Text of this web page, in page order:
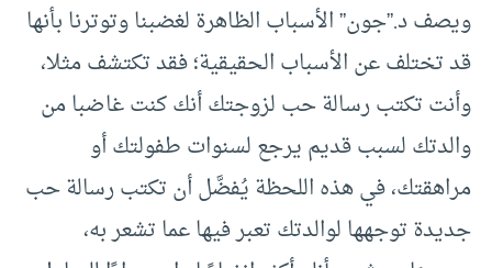
ويصف د.”جون” الأسباب الظاهرة لغضبنا وتوترنا بأنها
قد تختلف عن الأسباب الحقيقية؛ فقد تكتشف مثلا،
وأنت تكتب رسالة حب لزوجتك أنك كنت غاضبا من
والدتك لسبب قديم يرجع لسنوات طفولتك أو
مراهقتك، في هذه اللحظة يُفضَّل أن تكتب رسالة حب
جديدة توجهها لوالدتك تعبر فيها عما تشعر به،